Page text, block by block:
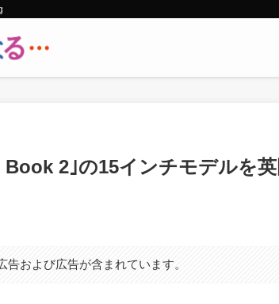
2｣の15インチモデルを
および広告が含まれています。